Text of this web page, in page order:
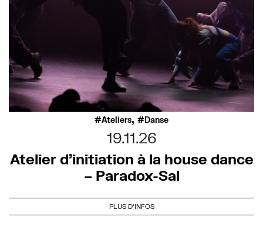
Ateliers, Danse
19.11.26
Atelier d’initiation à la house dance
– Paradox-Sal
PLUS D'INFOS